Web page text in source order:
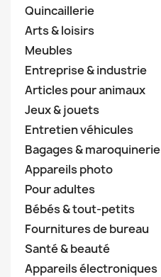
Quincaillerie
Arts & loisirs
Meubles
Entreprise & industrie
Articles pour animaux
Jeux & jouets
Entretien véhicules
Bagages & maroquinerie
Appareils photo
Pour adultes
Bébés & tout-petits
Fournitures de bureau
Santé & beauté
Appareils électroniques